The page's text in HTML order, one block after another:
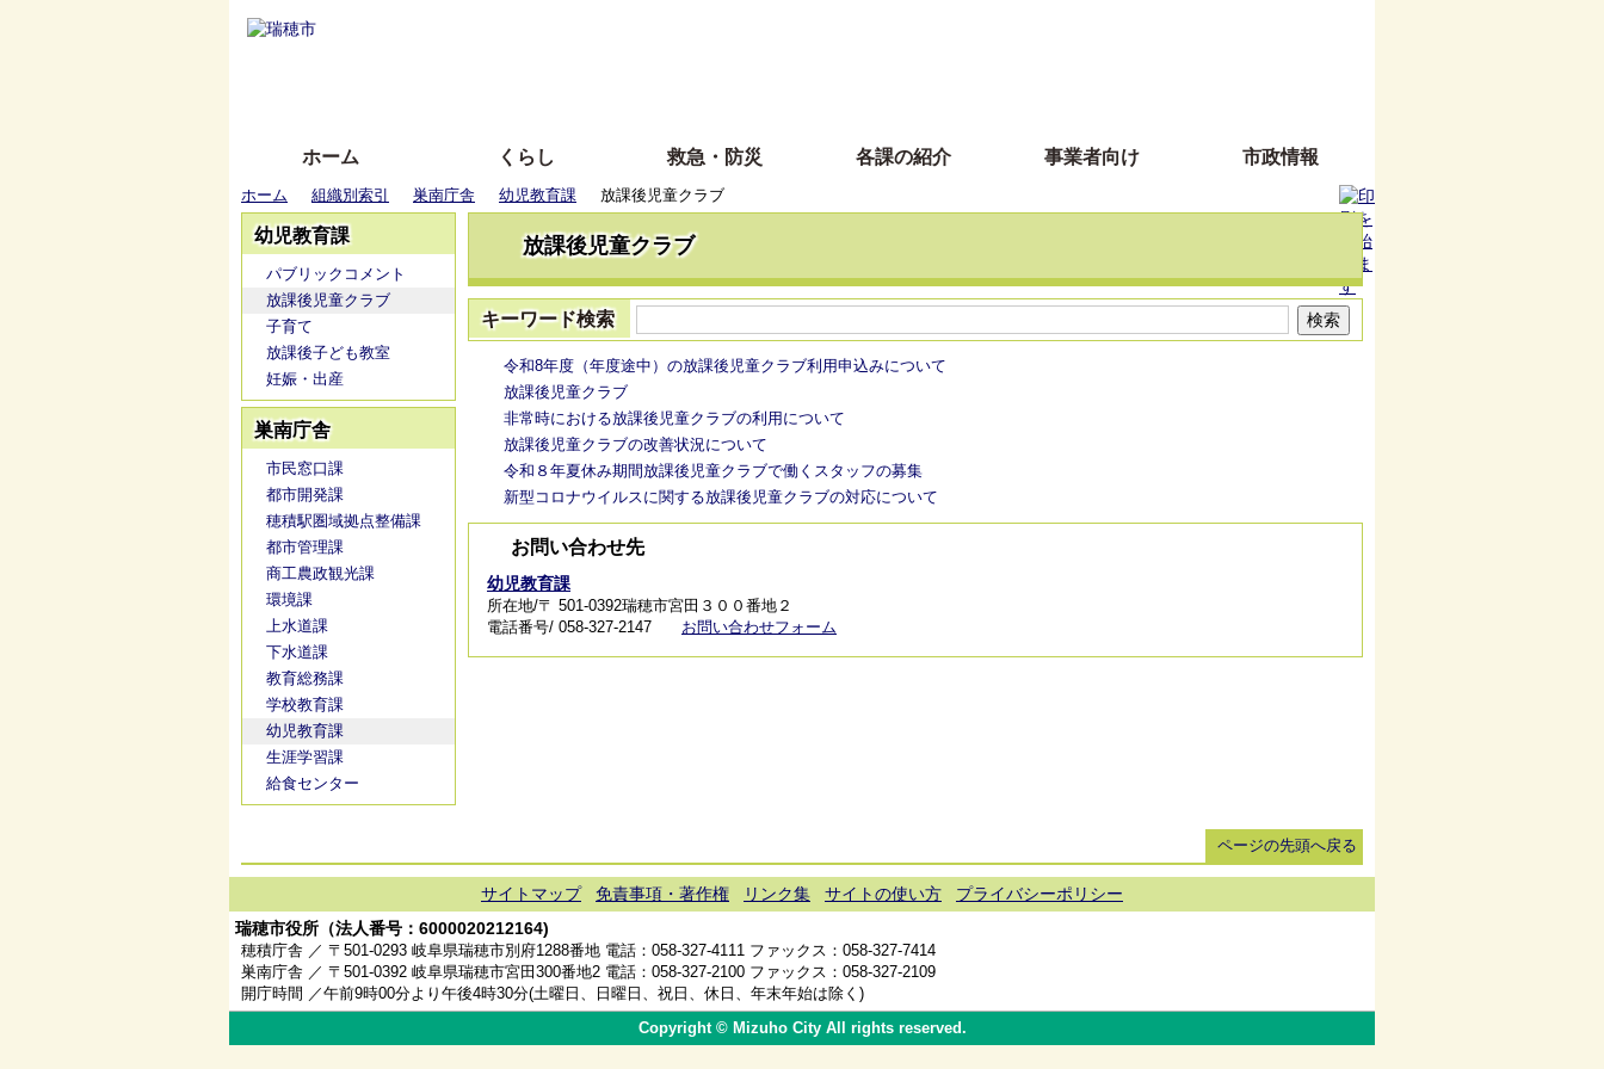
ホーム くらし 救急・防災 各課の紹介 事業者向け 市政情報
ホーム 組織別索引 巣南庁舎 幼児教育課 放課後児童クラブ
幼児教育課
パブリックコメント
放課後児童クラブ
子育て
放課後子ども教室
妊娠・出産
巣南庁舎
市民窓口課
都市開発課
穂積駅圏域拠点整備課
都市管理課
商工農政観光課
環境課
上水道課
下水道課
教育総務課
学校教育課
幼児教育課
生涯学習課
給食センター
放課後児童クラブ
キーワード検索
令和8年度（年度途中）の放課後児童クラブ利用申込みについて
放課後児童クラブ
非常時における放課後児童クラブの利用について
放課後児童クラブの改善状況について
令和８年夏休み期間放課後児童クラブで働くスタッフの募集
新型コロナウイルスに関する放課後児童クラブの対応について
お問い合わせ先
幼児教育課
所在地/〒 501-0392瑞穂市宮田３００番地２
電話番号/ 058-327-2147
お問い合わせフォーム
ページの先頭へ戻る
サイトマップ 免責事項・著作権 リンク集 サイトの使い方
プライバシーポリシー
瑞穂市役所（法人番号：6000020212164)
穂積庁舎 ／ 〒501-0293 岐阜県瑞穂市別府1288番地 電話： 058-327-4111 ファックス：058-327-7414
巣南庁舎 ／ 〒501-0392 岐阜県瑞穂市宮田300番地2 電話： 058-327-2100 ファックス：058-327-2109
開庁時間 ／午前9時00分より午後4時30分(土曜日、日曜日、祝日、休日、年末年始は除く)
Copyright © Mizuho City All rights reserved.